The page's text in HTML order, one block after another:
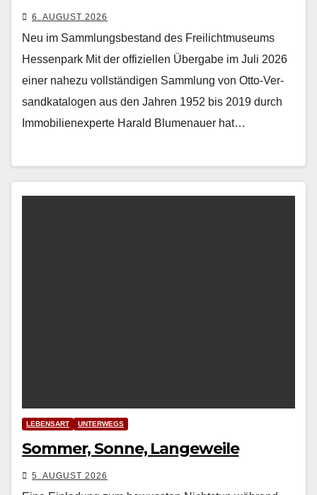
6. AUGUST 2026
Neu im Sammlungsbestand des Freilichtmuseums
Hessenpark Mit der offiziellen Über­gabe im Juli 2026
ein­er nahezu voll­ständi­gen Samm­lung von Otto-Ver­
sand­kat­a­lo­gen aus den Jahren 1952 bis 2019 durch
Immo­bilienex­perte Har­ald Blu­me­nauer hat…
LEBENSART UNTERWEGS
Sommer, Sonne, Langeweile
5. AUGUST 2026